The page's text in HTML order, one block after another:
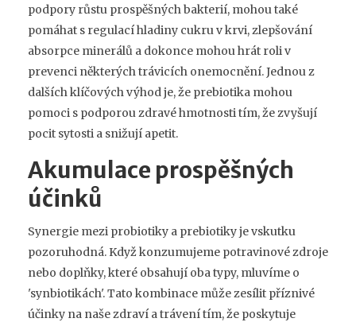
podpory růstu prospěšných bakterií, mohou také
pomáhat s regulací hladiny cukru v krvi, zlepšování
absorpce minerálů a dokonce mohou hrát roli v
prevenci některých trávicích onemocnění. Jednou z
dalších klíčových výhod je, že prebiotika mohou
pomoci s podporou zdravé hmotnosti tím, že zvyšují
pocit sytosti a snižují apetit.
Akumulace prospěšných
účinků
Synergie mezi probiotiky a prebiotiky je vskutku
pozoruhodná. Když konzumujeme potravinové zdroje
nebo doplňky, které obsahují oba typy, mluvíme o
'synbiotikách'. Tato kombinace může zesílit příznivé
účinky na naše zdraví a trávení tím, že poskytuje